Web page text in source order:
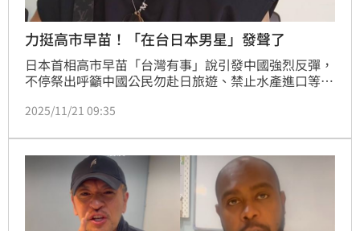
力挺高市早苗！「在台日本男星」發聲了
日本首相高市早苗「台灣有事」說引發中國強烈反彈，
不停祭出呼籲中國公民勿赴日旅遊、禁止水產進口等措
本男星夢多（大谷主水）發文力挺高市早苗，直呼「我
文一出也引發網友熱烈回應。
2025/11/21 09:35